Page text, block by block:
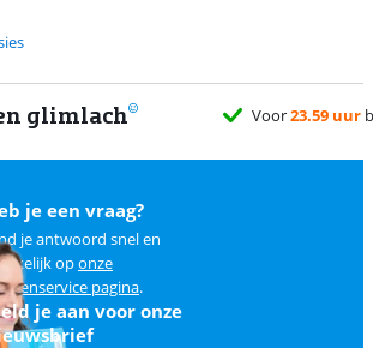
glimlach
je een vraag?
je antwoord snel en
oponze
pagina.
je aan voor onze